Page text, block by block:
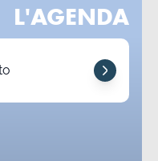
L'AGENDA